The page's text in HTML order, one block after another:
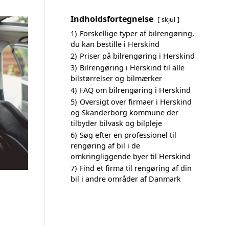
Indholdsfortegnelse skjul
1) Forskellige typer af bilrengøring,
du kan bestille i Herskind
2) Priser på bilrengøring i Herskind
3) Bilrengøring i Herskind til alle
bilstørrelser og bilmærker
4) FAQ om bilrengøring i Herskind
5) Oversigt over firmaer i Herskind
og Skanderborg kommune der
tilbyder bilvask og bilpleje
6) Søg efter en professionel til
rengøring af bil i de
omkringliggende byer til Herskind
7) Find et firma til rengøring af din
bil i andre områder af Danmark